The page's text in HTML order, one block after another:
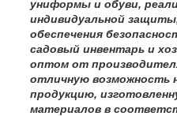
униформы и обуви,
индивидуальной
обеспечения
садовый инвентарь и
оптом от
отличную возможность
продукцию,
материалов в